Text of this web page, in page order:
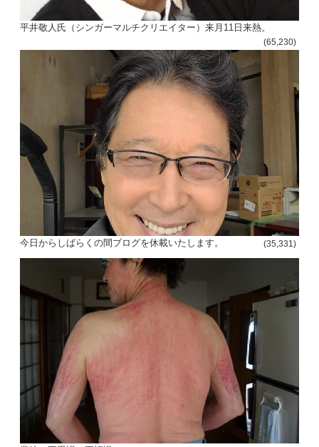
平井敬人氏（シンガーマルチクリエイター）来月11日来熱。
(65,230)
今日からしばらくの間ブログを休載いたします。 (35,331)